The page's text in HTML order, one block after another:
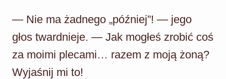
— Nie ma żadnego „później”! — jego
głos twardnieje. — Jak mogłeś zrobić coś
za moimi plecami… razem z moją żoną?
Wyjaśnij mi to!